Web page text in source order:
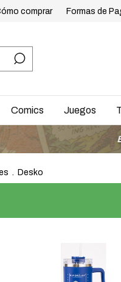
comprar Formas de
Comics Juegos
. Desko